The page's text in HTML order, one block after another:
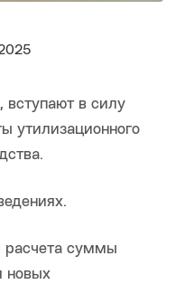
вступают в силу
утилизационного
расчета суммы
новых